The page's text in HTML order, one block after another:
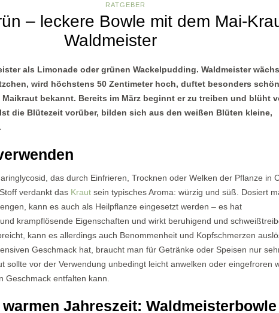
RATGEBER
– leckere Bowle mit dem Mai-
Waldmeister
als Limonade oder grünen Wackelpudding. Waldmeister
wird höchstens 50 Zentimeter hoch, duftet besonders
Maikraut bekannt. Bereits im März beginnt er zu treiben und blüht
die Blütezeit vorüber, bilden sich aus den weißen Blüten kleine,
das durch Einfrieren, Trocknen oder Welken der Pflanze in
verdankt das Kraut sein typisches Aroma: würzig und süß. Dosiert
kann es auch als Heilpflanze eingesetzt werden – es hat
krampflösende Eigenschaften und wirkt beruhigend und
kann es allerdings auch Benommenheit und Kopfschmerzen
Geschmack hat, braucht man für Getränke oder Speisen nur
sollte vor der Verwendung unbedingt leicht anwelken oder eingefroren
Geschmack entfalten kann.
Jahreszeit: Waldmeisterbowle